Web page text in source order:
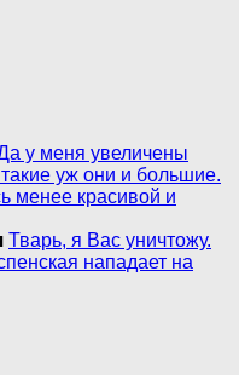
у меня увеличены
уж они и большие.
менее красивой и
Тварь, я Вас уничтожу.
нападает на